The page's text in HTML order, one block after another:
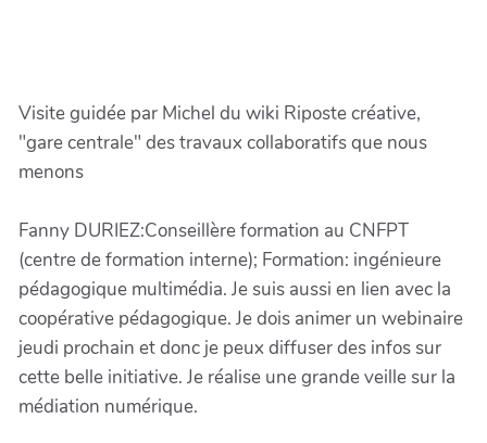
Visite guidée par Michel du wiki Riposte créative,
"gare centrale" des travaux collaboratifs que nous
menons
Fanny DURIEZ:Conseillère formation au CNFPT
(centre de formation interne); Formation: ingénieure
pédagogique multimédia. Je suis aussi en lien avec la
coopérative pédagogique. Je dois animer un webinaire
jeudi prochain et donc je peux diffuser des infos sur
cette belle initiative. Je réalise une grande veille sur la
médiation numérique.